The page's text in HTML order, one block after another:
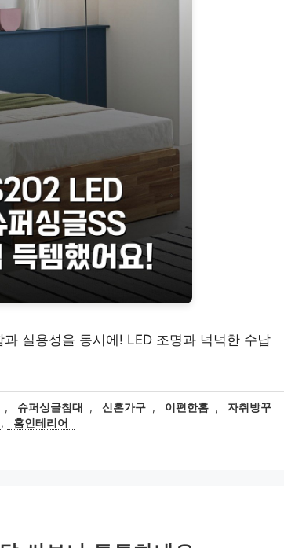
실용성을 동시에! LED 조명과 넉넉한 수납
, 슈퍼싱글침대 , 신혼가구 , 이편한홈 ,
자취방꾸
, 홈인테리어